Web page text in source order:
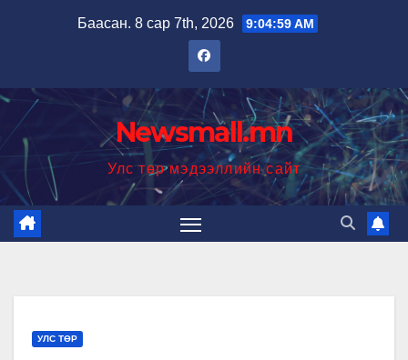
Баасан. 8 сар 7th, 2026 9:05:00 AM
Newsmall.mn
Улс төр мэдээллийн сайт
УЛС ТӨР